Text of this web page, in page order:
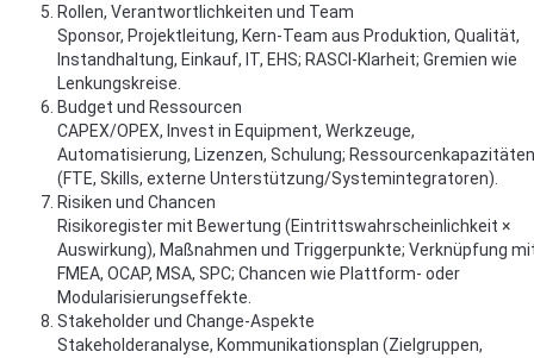
Rollen, Verantwortlichkeiten und Team
Sponsor, Projektleitung, Kern-Team aus Produktion, Qualität,
Instandhaltung, Einkauf, IT, EHS; RASCI-Klarheit; Gremien wie
Lenkungskreise.
Budget und Ressourcen
CAPEX/OPEX, Invest in Equipment, Werkzeuge,
Automatisierung, Lizenzen, Schulung; Ressourcenkapazitäten
(FTE, Skills, externe Unterstützung/Systemintegratoren).
Risiken und Chancen
Risikoregister mit Bewertung (Eintrittswahrscheinlichkeit ×
Auswirkung), Maßnahmen und Triggerpunkte; Verknüpfung
FMEA, OCAP, MSA, SPC; Chancen wie Plattform- oder
Modularisierungseffekte.
Stakeholder und Change-Aspekte
Stakeholderanalyse, Kommunikationsplan (Zielgruppen,